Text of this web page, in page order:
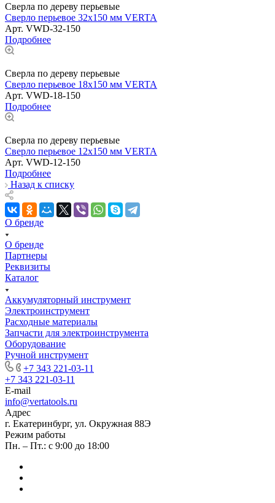
Сверла по дереву перьевые
Сверло перьевое 32х150 мм VERTA
Арт. VWD-32-150
Подробнее
Сверла по дереву перьевые
Сверло перьевое 18х150 мм VERTA
Арт. VWD-18-150
Подробнее
Сверла по дереву перьевые
Сверло перьевое 12х150 мм VERTA
Арт. VWD-12-150
Подробнее
Назад к списку
О бренде
О бренде
Партнеры
Реквизиты
Каталог
Аккумуляторный инструмент
Электроинструмент
Расходные материалы
Запчасти для электроинструмента
Оборудование
Ручной инструмент
+7 343 221-03-11
+7 343 221-03-11
E-mail
info@vertatools.ru
Адрес
г. Екатеринбург, ул. Окружная 88Э
Режим работы
Пн. – Пт.: с 9:00 до 18:00